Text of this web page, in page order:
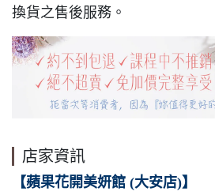
換貨之售後服務。
店家資訊
【蘋果花開美妍館 (大安店)】